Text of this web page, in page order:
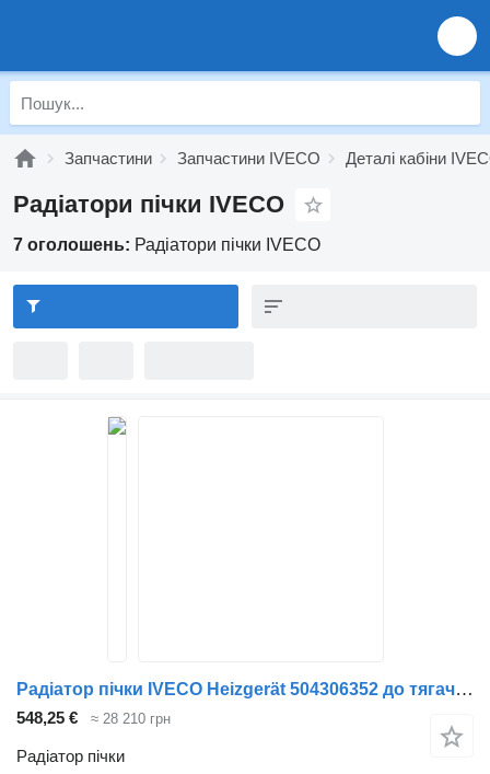
Запчастини Запчастини IVECO Деталі кабіни
Радіатори пічки IVECO
7 оголошень: Радіатори пічки IVECO
Радіатор пічки IVECO Heizgerät 504306352 до тягача IVECO Euro-Cargo
548,25 € ≈ 28 210 грн
Радіатор пічки